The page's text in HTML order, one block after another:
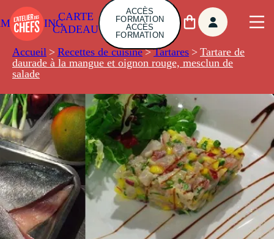
CARTE
CADEAU
ACCÈS
FORMATION
ACCÈS
FORMATION
Accueil > Recettes de cuisine > Tartares > Tartare de
daurade à la mangue et oignon rouge, mesclun de
salade